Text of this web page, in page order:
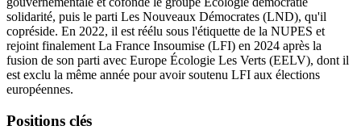
solidarité, puis le parti Les Nouveaux Démocrates (LND), qu'il
copréside. En 2022, il est réélu sous l'étiquette de la NUPES et
rejoint finalement La France Insoumise (LFI) en 2024 après la
fusion de son parti avec Europe Écologie Les Verts (EELV), dont il
est exclu la même année pour avoir soutenu LFI aux élections
européennes.
Positions clés